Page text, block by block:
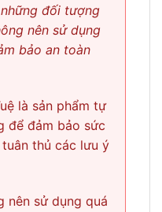
đối tượng
nên sử dụng
bảo an toàn
là sản phẩm tự
để đảm bảo sức
thủ các lưu ý
nên sử dụng quá